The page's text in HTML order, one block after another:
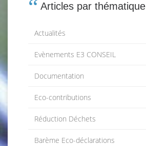
Articles par thématique
Actualités
Evènements E3 CONSEIL
Documentation
Eco-contributions
Réduction Déchets
Barème Eco-déclarations